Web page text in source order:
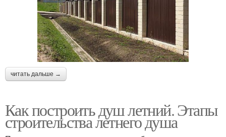
читать дальше →
Как построить душ летний. Этапы
строительства летнего душа